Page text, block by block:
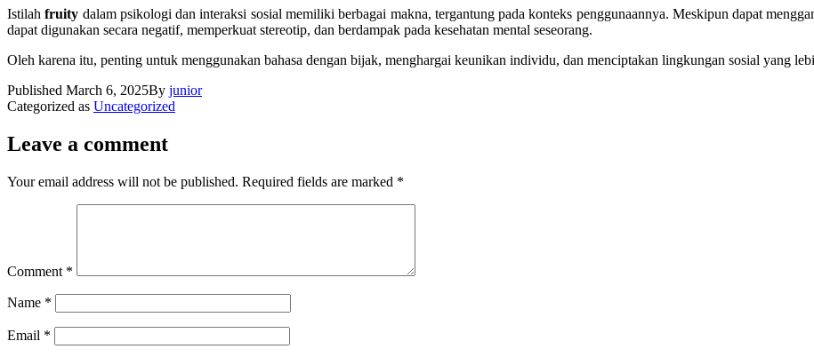
Istilahfruity dalam psikologi dan interaksi sosial memiliki berbagai makna, tergantung pada konteks penggunaannya. Meskipun dapat
dapat digunakan secara negatif, memperkuat stereotip, dan berdampak pada kesehatan mental seseorang.
Oleh karena itu, penting untuk menggunakan bahasa dengan bijak, menghargai keunikan individu, dan menciptakan lingkungan sosial yang
Published March 6, 2025By junior
Categorized as Uncategorized
Leave a comment
Your email address will not be published. Required fields are marked *
Comment *
Name *
Email *